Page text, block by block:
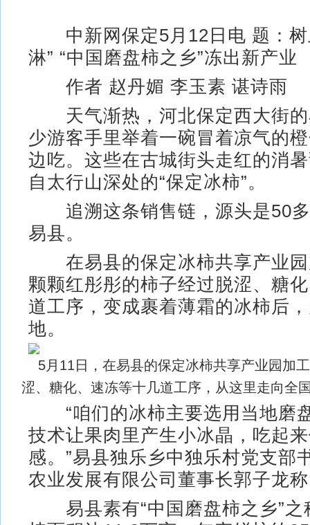
中新网保定5月12日电 题：树
淋” “中国磨盘柿之乡”冻出新产业
作者 赵丹媚 李玉素 谌诗雨
天气渐热，河北保定西大街的
少游客手里举着一碗冒着凉气的
边吃。这些在古城街头走红的消
自太行山深处的“保定冰柿”。
追溯这条销售链，源头是50多
易县。
在易县的保定冰柿共享产业园
颗颗红彤彤的柿子经过脱涩、糖
道工序，变成裹着薄霜的冰柿后
地。
5月11日，在易县的保定冰柿共享产业园加
涩、糖化、速冻等十几道工序，从这里走向
“咱们的冰柿主要选用当地磨
技术让果肉里产生小冰晶，吃起
感。”易县独乐乡中独乐村党支部
农业发展有限公司董事长郭子龙
易县素有“中国磨盘柿之乡”之